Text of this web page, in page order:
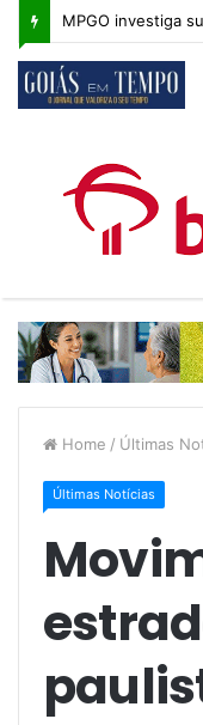
Home / Últimas
Últimas Notícias